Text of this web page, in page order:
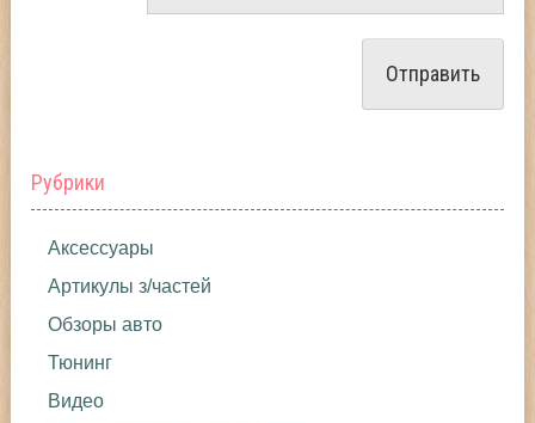
Рубрики
Аксессуары
Артикулы з/частей
Обзоры авто
Тюнинг
Видео